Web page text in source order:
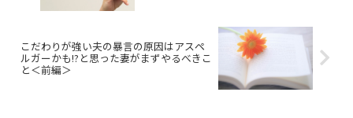
こだわりが強い夫の暴言の原因はアスペ
ルガーかも!?と思った妻がまずやるべきこ
と＜前編＞